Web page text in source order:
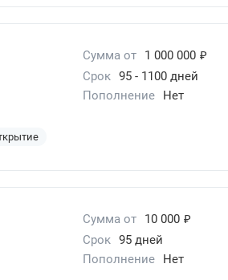
Сумма от 1 000 000 ₽
Срок 95 - 1100 дней
Пополнение
Нет
Сумма от 10 000 ₽
Срок 95 дней
Пополнение
Нет